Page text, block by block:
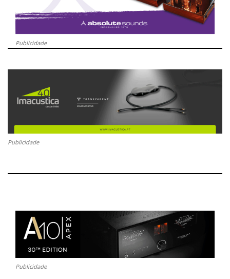
Publicidade
Publicidade
Publicidade